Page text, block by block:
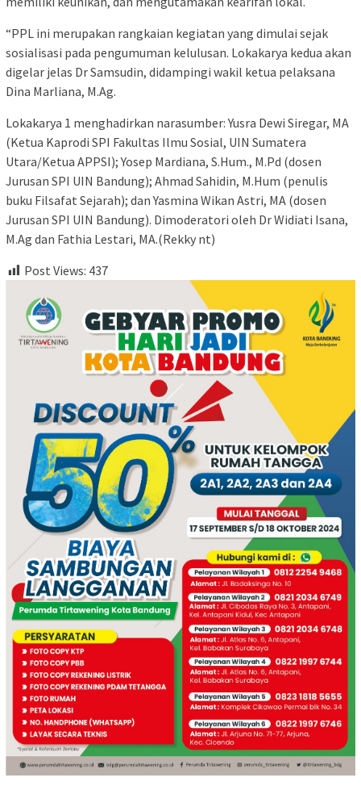
“PPL ini merupakan rangkaian kegiatan yang dimulai sejak
sosialisasi pada pengumuman kelulusan. Lokakarya kedua akan
digelar jelas Dr Samsudin, didampingi wakil ketua pelaksana
Dina Marliana, M.Ag.
Lokakarya 1 menghadirkan narasumber: Yusra Dewi Siregar, MA
(Ketua Kaprodi SPI Fakultas Ilmu Sosial, UIN Sumatera
Utara/Ketua APPSI); Yosep Mardiana, S.Hum., M.Pd (dosen
Jurusan SPI UIN Bandung); Ahmad Sahidin, M.Hum (penulis
buku Filsafat Sejarah); dan Yasmina Wikan Astri, MA (dosen
Jurusan SPI UIN Bandung). Dimoderatori oleh Dr Widiati Isana,
M.Ag dan Fathia Lestari, MA.(Rekky nt)
Post Views: 437